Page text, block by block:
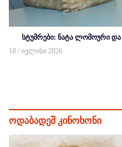
სტუმრები: ნატა ლომოური და
18 / ივლისი 2026
ოდაბადეშ კინოხონი